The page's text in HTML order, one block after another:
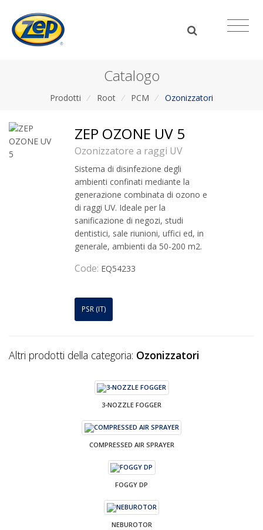
Catalogo
Prodotti / Root / PCM / Ozonizzatori
ZEP OZONE UV 5
Ozonizzatore a raggi UV
Sistema di disinfezione degli
ambienti confinati mediante la
generazione combinata di ozono e
di raggi UV. Ideale per la
sanificazione di negozi, studi
dentistici, sale riunioni, uffici ed, in
generale, ambienti da 50-200 m2.
Code: EQ54233
PSR (IT)
Altri prodotti della categoria: Ozonizzatori
3-NOZZLE FOGGER
COMPRESSED AIR SPRAYER
FOGGY DP
NEBUROTOR